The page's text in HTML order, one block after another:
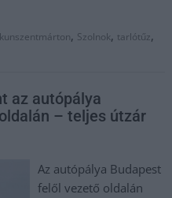
kunszentmárton, Szolnok, tarlótűz,
az autópálya
– teljes útzár
Az autópálya Budapest
felől vezető oldalán